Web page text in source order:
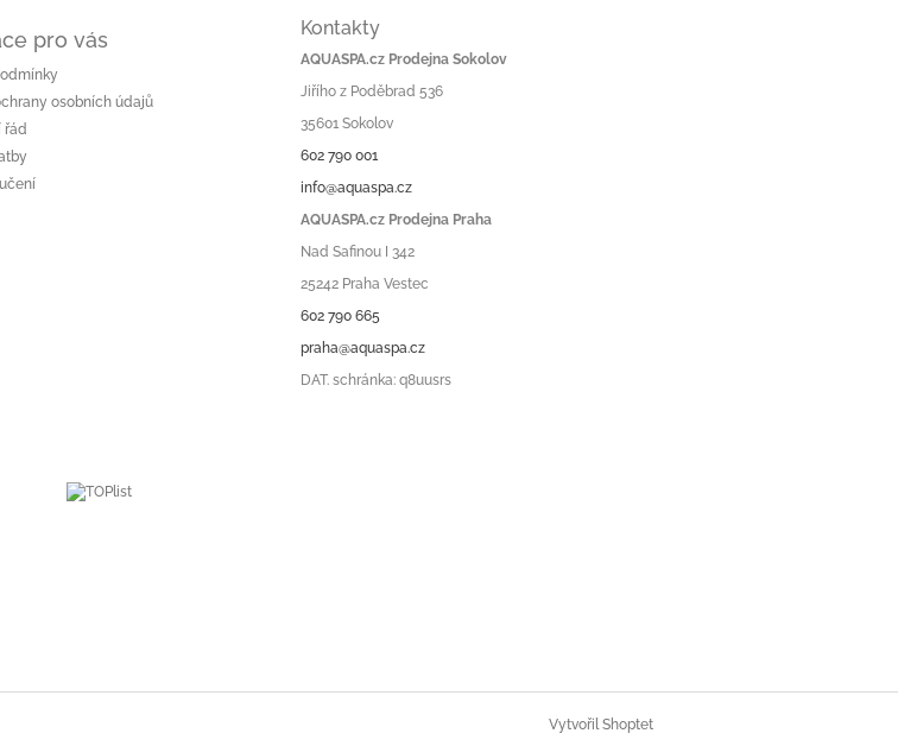
pro vás
osobních údajů
řád
Kontakty
AQUASPA.cz Prodejna Sokolov
Jiřího z Poděbrad 536
35601 Sokolov
602 790 001
info@aquaspa.cz
AQUASPA.cz Prodejna Praha
Nad Safinou I 342
25242 Praha Vestec
602 790 665
praha@aquaspa.cz
DAT. schránka: q8uusrs
Vytvořil Shoptet